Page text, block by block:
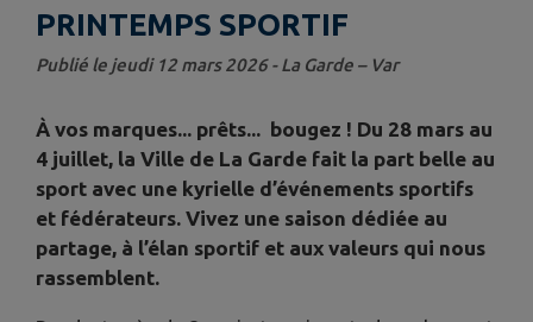
PRINTEMPS SPORTIF
Publié le jeudi 12 mars 2026 - La Garde – Var
À vos marques... prêts... bougez ! Du 28 mars au
4 juillet, la Ville de La Garde fait la part belle au
sport avec une kyrielle d’événements sportifs
et fédérateurs. Vivez une saison dédiée au
partage, à l’élan sportif et aux valeurs qui nous
rassemblent.